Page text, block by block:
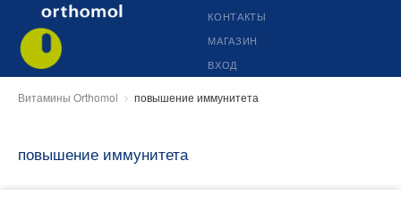
КОНТАКТЫ
МАГАЗИН
ВХОД
Витамины Orthomol повышение иммунитета
повышение иммунитета